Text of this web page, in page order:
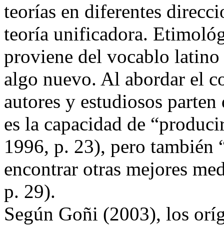
teorías en diferentes
teoría unificadora.
proviene del vocablo latino
algo nuevo. Al abordar el
autores y estudiosos
es la capacidad de
1996, p. 23), pero también
encontrar otras mejores
p. 29).
Según Goñi (2003), los